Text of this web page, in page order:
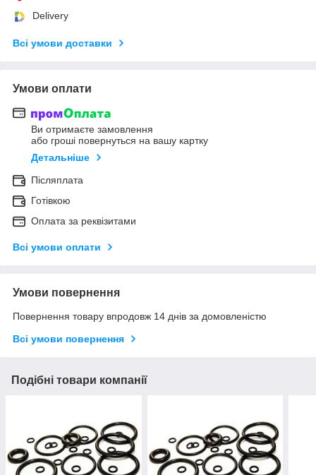
Delivery
Всі умови доставки
Умови оплати
Ви отримаєте замовлення
або гроші повернуться на вашу картку
Детальніше
Післяплата
Готівкою
Оплата за реквізитами
Всі умови оплати
Умови повернення
Повернення товару впродовж 14 днів за домовленістю
Всі умови повернення
Подібні товари компанії